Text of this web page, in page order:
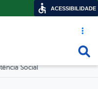
Acesso
Social
ACESSIBILIDADE